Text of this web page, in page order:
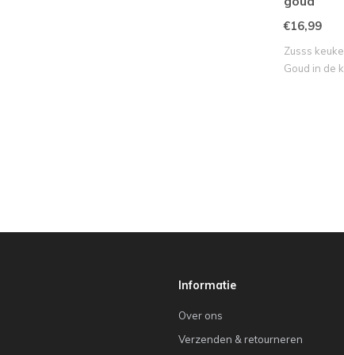
€16,99
Zusss
Goud in de
Informatie
Over ons
Verzenden & retourneren